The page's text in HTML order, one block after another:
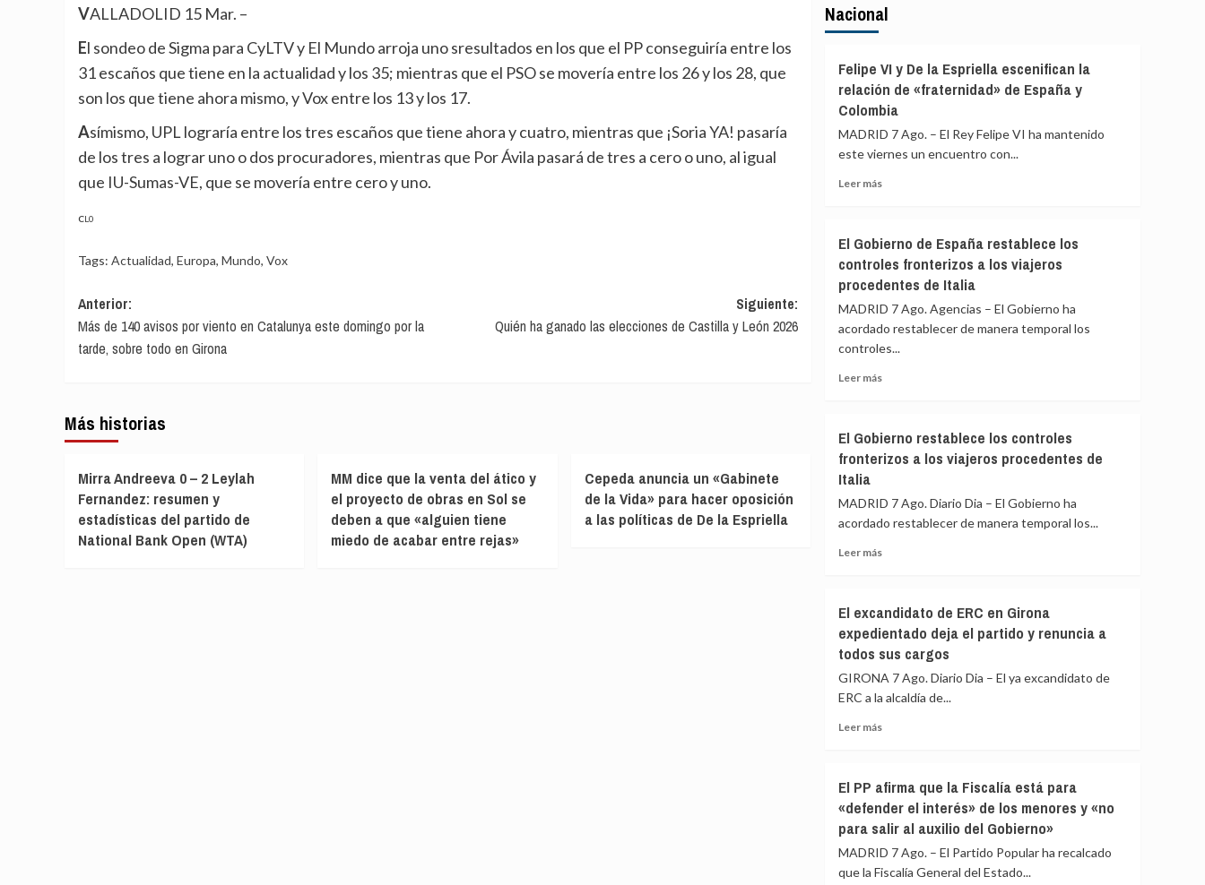
VALLADOLID 15 Mar. –
El sondeo de Sigma para CyLTV y El Mundo arroja uno sresultados en los que el PP conseguiría entre los
31 escaños que tiene en la actualidad y los 35; mientras que el PSO se movería entre los 26 y los 28, que
son los que tiene ahora mismo, y Vox entre los 13 y los 17.
Asímismo, UPL lograría entre los tres escaños que tiene ahora y cuatro, mientras que ¡Soria YA! pasaría
de los tres a lograr uno o dos procuradores, mientras que Por Ávila pasará de tres a cero o uno, al igual
que IU-Sumas-VE, que se movería entre cero y uno.
CL0
Tags: Actualidad, Europa, Mundo, Vox
Navegación
de
entradas
Anterior:
Más de 140 avisos por viento en Catalunya este domingo por la
tarde, sobre todo en Girona
Siguiente:
Quién ha ganado las elecciones de Castilla y León 2026
Más historias
Mirra Andreeva 0 – 2 Leylah
Fernandez: resumen y
estadísticas del partido de
National Bank Open (WTA)
MM dice que la venta del ático y
el proyecto de obras en Sol se
deben a que «alguien tiene
miedo de acabar entre rejas»
Cepeda anuncia un «Gabinete
de la Vida» para hacer oposición
a las políticas de De la Espriella
Nacional
Felipe VI y De la Espriella escenifican la
relación de «fraternidad» de España y
Colombia
MADRID 7 Ago. – El Rey Felipe VI ha mantenido
este viernes un encuentro con...
Leer másLeer
VI
y
De
Espriella
escenifican
la
de
España
y
El Gobierno de España restablece los
controles fronterizos a los viajeros
procedentes de Italia
MADRID 7 Ago. Agencias – El Gobierno ha
acordado restablecer de manera temporal los
controles...
Leer másLeer
Gobierno
de
los
controles
procedentes
de
El Gobierno restablece los controles
fronterizos a los viajeros procedentes de
Italia
MADRID 7 Ago. Diario Dia – El Gobierno ha
acordado restablecer de manera temporal los...
Leer másLeer
Gobierno
restablece
los
fronterizos
a
Italia
El excandidato de ERC en Girona
expedientado deja el partido y renuncia a
todos sus cargos
GIRONA 7 Ago. Diario Dia – El ya excandidato de
ERC a la alcaldía de...
Leer másLeer
excandidato
de
ERC
Girona
expedientado
El PP afirma que la Fiscalía está para
«defender el interés» de los menores y «no
para salir al auxilio del Gobierno»
MADRID 7 Ago. – El Partido Popular ha recalcado
que la Fiscalía General del Estado...